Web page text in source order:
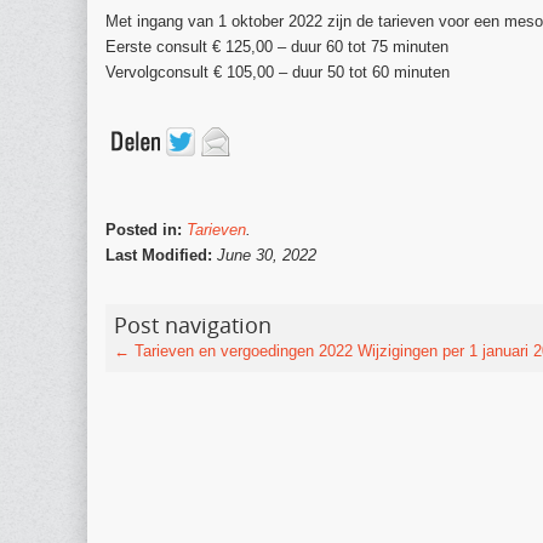
Met ingang van 1 oktober 2022 zijn de tarieven voor een
Eerste consult € 125,00 – duur 60 tot 75 minuten
Vervolgconsult € 105,00 – duur 50 tot 60 minuten
Posted in: Tarieven.
Last Modified: June 30, 2022
Post navigation
← Tarieven en vergoedingen 2022 Wijzigingen per 1 januari